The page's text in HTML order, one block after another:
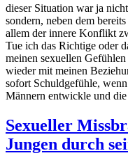
dieser Situation war ja
sondern, neben dem
allem der innere Konflikt
Tue ich das Richtige oder
meinen sexuellen
wieder mit meinen
sofort Schuldgefühle,
Männern entwickle und
Sexueller
Jungen durch